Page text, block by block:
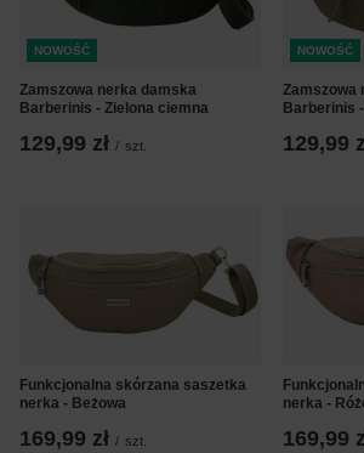
NOWOŚĆ
Zamszowa nerka damska
Barberinis - Zielona ciemna
129,99 zł / szt.
NOWOŚĆ
Zamszowa
Barberinis
129,99
Funkcjonalna skórzana saszetka
nerka - Beżowa
169,99 zł / szt.
nerka -
169,99